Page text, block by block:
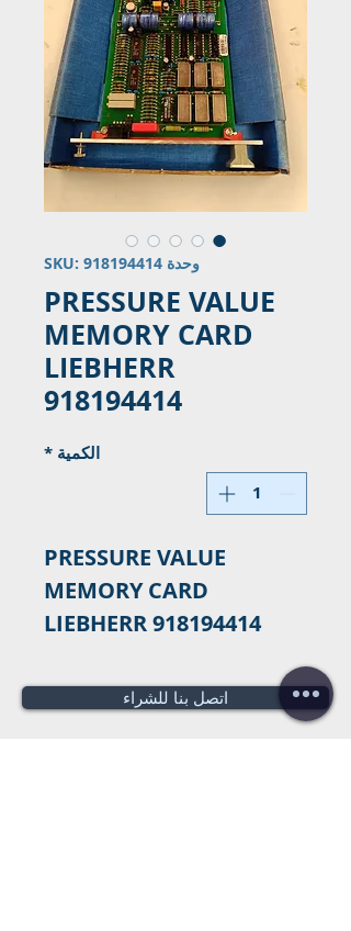
وحدة SKU: 918194414
PRESSURE VALUE
MEMORY CARD
LIEBHERR
918194414
الكمية *
PRESSURE VALUE
MEMORY CARD
LIEBHERR 918194414
اتصل بنا للشراء